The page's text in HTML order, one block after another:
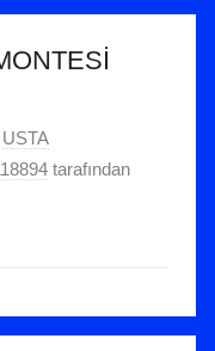
USTA
tarafından